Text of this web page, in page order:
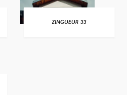
ZINGUEUR 33